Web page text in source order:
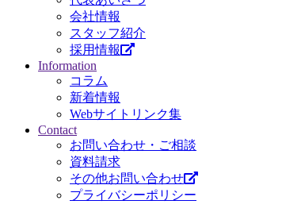
会社情報
スタッフ紹介
採用情報
Information
コラム
新着情報
Webサイトリンク集
Contact
お問い合わせ・ご相談
資料請求
その他お問い合わせ
プライバシーポリシー